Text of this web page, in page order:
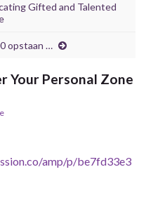
Gifted and Talented
opstaan …
Your Personal Zone
amp/p/be7fd33e3